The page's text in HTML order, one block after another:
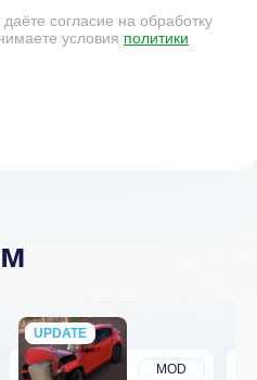
согласие на обработку
условия политики
MOD
UPDATE
NEW